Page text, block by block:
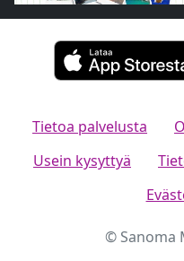
Tietoa palvelusta
Usein kysyttyä
© Sanoma